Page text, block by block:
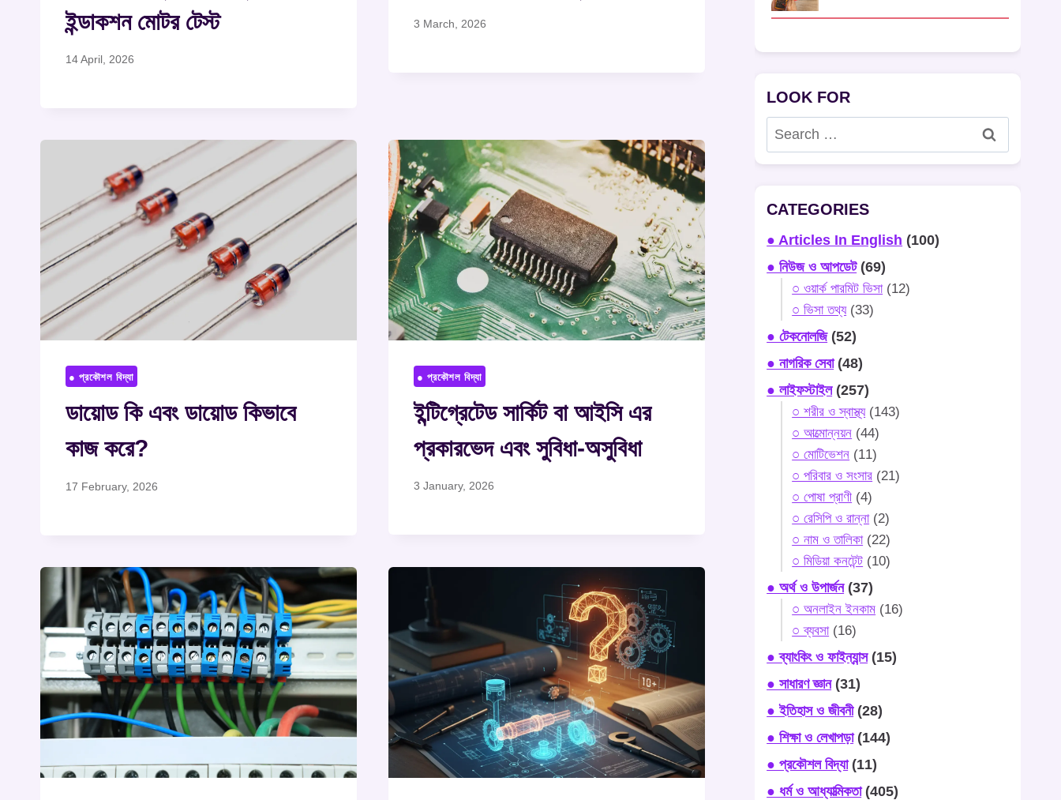
ইন্ডাকশন মোটর টেস্ট
14 April, 2026
3 March, 2026
● প্রকৌশল বিদ্যা
ডায়োড কি এবং ডায়োড কিভাবে
কাজ করে?
17 February, 2026
● প্রকৌশল বিদ্যা
ইন্টিগ্রেটেড সার্কিট বা আইসি এর
প্রকারভেদ এবং সুবিধা-অসুবিধা
3 January, 2026
LOOK FOR
Search
for:
CATEGORIES
● Articles In English (100)
● নিউজ ও আপডেট(69)
○ ওয়ার্ক পারমিট ভিসা(12)
○ ভিসা তথ্য(33)
● টেকনোলজি(52)
● নাগরিক সেবা(48)
● লাইফস্টাইল(257)
○ শরীর ও স্বাস্থ্য(143)
○ আত্মোন্নয়ন (44)
○ মোটিভেশন (11)
○ পরিবার ও সংসার (21)
○ পোষা প্রাণী (4)
○ রেসিপি ও রান্না(2)
○ নাম ও তালিকা(22)
○ মিডিয়া কনটেন্ট (10)
● অর্থ ও উপার্জন(37)
○ অনলাইন ইনকাম (16)
○ ব্যবসা(16)
● ব্যাংকিং ও ফাইন্যান্স(15)
● সাধারণ জ্ঞান(31)
● ইতিহাস ও জীবনী(28)
● শিক্ষা ও লেখাপড়া(144)
● প্রকৌশল বিদ্যা(11)
● ধর্ম ও আধ্যাত্মিকতা(405)